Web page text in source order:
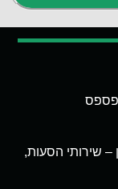
שירותי הסעות,